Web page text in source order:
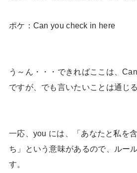
ポケ：Can you check in here
う～ん・・・できればここは、
ですが、でも言いたいことは通じ
一応、you には、「あなたと私を
ち」という意味があるので、ルー
す。